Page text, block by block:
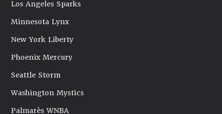
Los Angeles Sparks
Minnesota Lynx
New York Liberty
Phoenix Mercury
Seattle Storm
Washington Mystics
Palmarès WNBA